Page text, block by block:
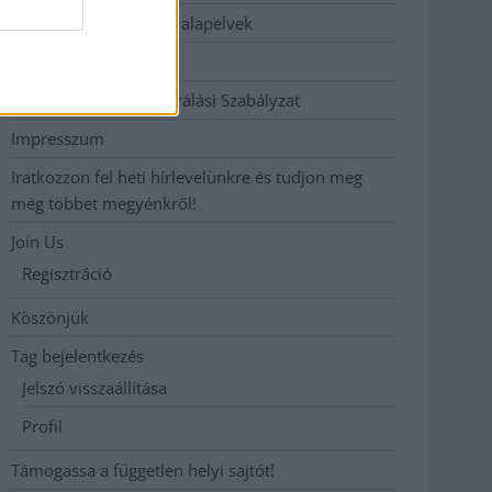
Etikai és függetlenségi alapelvek
Hozzászólási és Moderálási Szabályzat
Impresszum
Iratkozzon fel heti hírlevelünkre és tudjon meg
még többet megyénkről!
Join Us
Regisztráció
Köszönjük
Tag bejelentkezés
Jelszó visszaállítása
Profil
Támogassa a független helyi sajtót!